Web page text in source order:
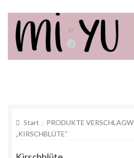
Start
PRODUKTE
„KIRSCHBLÜTE“